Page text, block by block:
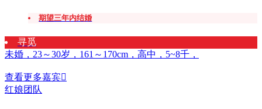
期望三年内结婚
寻觅
未婚，23～30岁，161～170cm，高中，5~8千，
查看更多嘉宾
红娘团队